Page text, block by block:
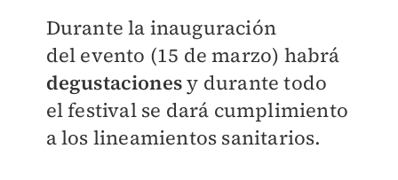
Durante la inauguración
del evento (15 de marzo) habrá
degustacionesy durante todo
elfestival se dará cumplimiento
alos lineamientos sanitarios.